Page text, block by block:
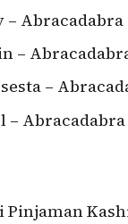
– Abracadabra
–
–
– Abracadabra